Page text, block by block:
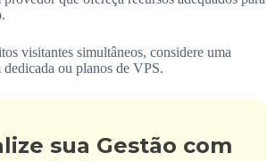
visitantes simultâneos, considere uma
dedicada ou planos de VPS.
sua Gestão com